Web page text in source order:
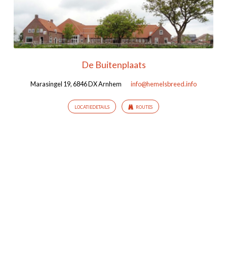
De Buitenplaats
Marasingel 19, 6846 DX Arnhem info@hemelsbreed.info
LOCATIEDETAILS ROUTES